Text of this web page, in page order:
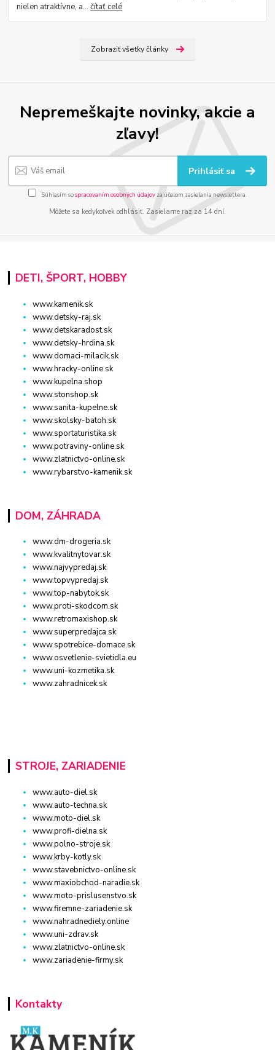
nielen atraktívne, a...čítať celé
Zobraziť všetky články
Nepremeškajte novinky, akcie a
zľavy!
Prihlásiť sa
Súhlasím sospracovaním osobných údajov za účelom zasielania newslettera.
Môžete sa kedykoľvek odhlásiť. Zasielame raz za 14 dní.
DETI, ŠPORT, HOBBY
www.kamenik.sk
www.detsky-raj.sk
www.detskaradost.sk
www.detsky-hrdina.sk
www.domaci-milacik.sk
www.hracky-online.sk
www.kupelna.shop
www.stonshop.sk
www.sanita-kupelne.sk
www.skolsky-batoh.sk
www.sportaturistika.sk
www.potraviny-online.sk
www.zlatnictvo-online.sk
www.rybarstvo-kamenik.sk
DOM, ZÁHRADA
www.dm-drogeria.sk
www.kvalitnytovar.sk
www.najvypredaj.sk
www.topvypredaj.sk
www.top-nabytok.sk
www.proti-skodcom.sk
www.retromaxishop.sk
www.superpredajca.sk
www.spotrebice-domace.sk
www.osvetlenie-svietidla.eu
www.uni-kozmetika.sk
www.zahradnicek.sk
STROJE, ZARIADENIE
www.auto-diel.sk
www.auto-techna.sk
www.moto-diel.sk
www.profi-dielna.sk
www.polno-stroje.sk
www.krby-kotly.sk
www.stavebnictvo-online.sk
www.maxiobchod-naradie.sk
www.moto-prislusenstvo.sk
www.firemne-zariadenie.sk
www.nahradnediely.online
www.uni-zdrav.sk
www.zlatnictvo-online.sk
www.zariadenie-firmy.sk
Kontakty